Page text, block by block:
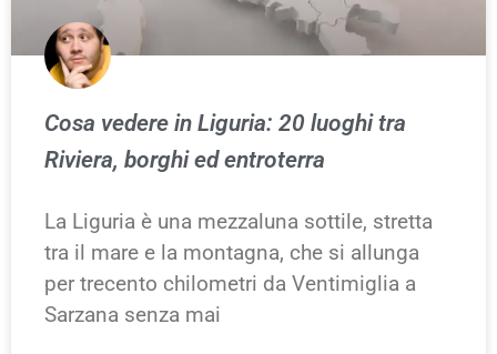
Cosa vedere in Liguria: 20 luoghi tra
Riviera, borghi ed entroterra
La Liguria è una mezzaluna sottile, stretta
tra il mare e la montagna, che si allunga
per trecento chilometri da Ventimiglia a
Sarzana senza mai